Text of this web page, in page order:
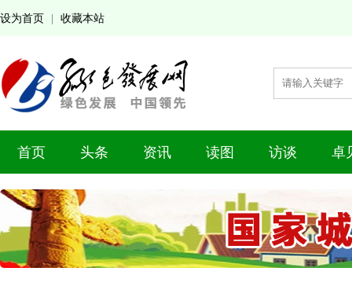
设为首页 收藏本站
首页 头条 资讯 读图 访谈 卓